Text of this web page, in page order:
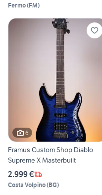
Fermo(FM)
6
Framus Custom Shop Diablo
Supreme X Masterbuilt
2.999 €
Costa Volpino(BG)